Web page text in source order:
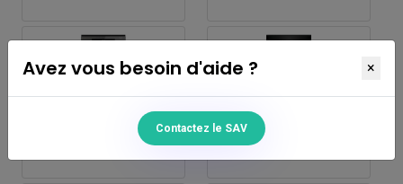
Teka Four à Micro-
(493.98 EUR )
Siemens Four à
Micro-o...
(886.98 EUR )
Avez vous besoin d'aide ? ×
Contactez le SAV